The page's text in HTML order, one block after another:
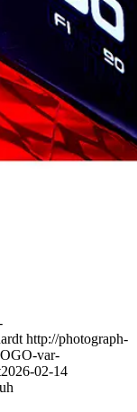
http://photograph-
var-
2026-02-14